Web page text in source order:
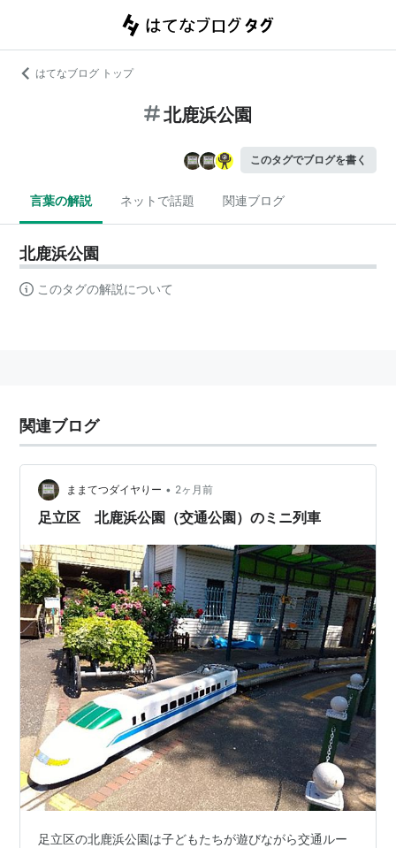
はてなブログ トップ
北鹿浜公園
このタグでブログを書く
言葉の解説 ネットで話題 関連ブログ
北鹿浜公園
このタグの解説について
関連ブログ
ままてつダイヤりー • 2ヶ月前
足立区 北鹿浜公園（交通公園）のミニ列車
足立区の北鹿浜公園は子どもたちが遊びながら交通ルー